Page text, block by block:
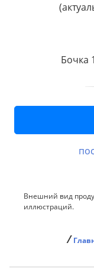
Бочка
Внешний вид
иллюстраций.
⁄